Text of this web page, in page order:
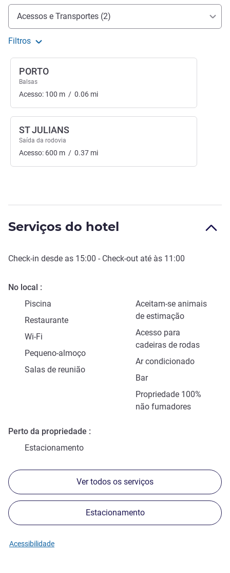
Acesso e transporte
Acessos e Transportes (2)
Filtros
PORTO
Balsas
Acesso: 100 m / 0.06 mi
ST JULIANS
Saída da rodovia
Acesso: 600 m / 0.37 mi
Serviços do hotel
Check-in desde as 15:00 - Check-out até às 11:00
No local
Piscina
Aceitam-se animais
de estimação
Restaurante
Acesso para
cadeiras de rodas
Wi-Fi
Ar condicionado
Pequeno-almoço
Bar
Salas de reunião
Propriedade 100%
não fumadores
Perto da propriedade
Estacionamento
Ver todos os serviços
Estacionamento
Acessibilidade